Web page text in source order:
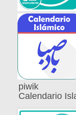
piwik
Calendario